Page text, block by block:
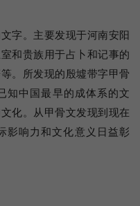
字。主要发现于河南安阳
和贵族用于占卜和记事的
。所发现的殷墟带字甲骨
知中国最早的成体系的文
化。从甲骨文发现到现在
影响力和文化意义日益彰